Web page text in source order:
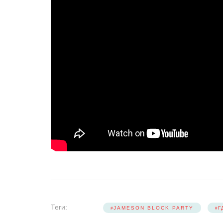
Теги: JAMESON BLOCK PARTY